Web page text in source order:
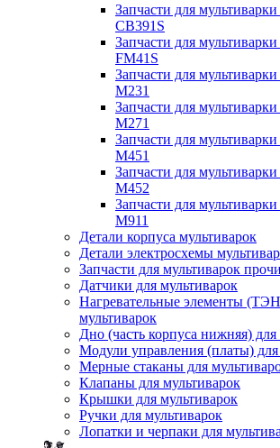
Запчасти для
CB391S
Запчасти для
FM41S
Запчасти для
M231
Запчасти для
M271
Запчасти для
M451
Запчасти для
M452
Запчасти для
M911
Детали корпуса мультиварок
Детали электросхемы
Запчасти для мультиварок
Датчики для мультиварок
Нагревательные элементы
мультиварок
Дно (часть корпуса нижняя) для
Модули управления (платы) для
Мерные стаканы для
Клапаны для мультиварок
Крышки для мультиварок
Ручки для мультиварок
Лопатки и черпаки для